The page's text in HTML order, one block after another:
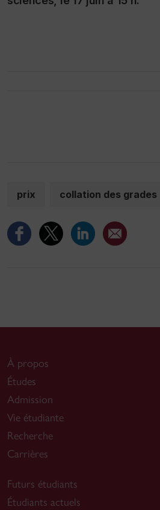
prix collation des grades
À propos
Études
Admission
Vie étudiante
Recherche
Carrières
Futurs étudiants
Étudiants actuels